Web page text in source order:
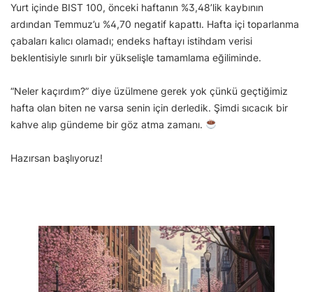
Yurt içinde BIST 100, önceki haftanın %3,48’lik kaybının
ardından Temmuz’u %4,70 negatif kapattı. Hafta içi toparlanma
çabaları kalıcı olamadı; endeks haftayı istihdam verisi
beklentisiyle sınırlı bir yükselişle tamamlama eğiliminde.
“Neler kaçırdım?” diye üzülmene gerek yok çünkü geçtiğimiz
hafta olan biten ne varsa senin için derledik. Şimdi sıcacık bir
kahve alıp gündeme bir göz atma zamanı.
Hazırsan başlıyoruz!